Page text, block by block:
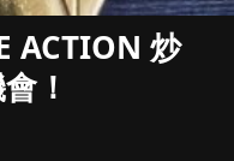
ACTION 炒
！